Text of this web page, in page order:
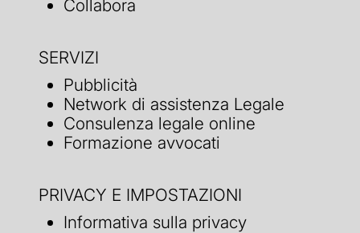
Collabora
SERVIZI
Pubblicità
Network di assistenza Legale
Consulenza legale online
Formazione avvocati
PRIVACY E IMPOSTAZIONI
Informativa sulla privacy